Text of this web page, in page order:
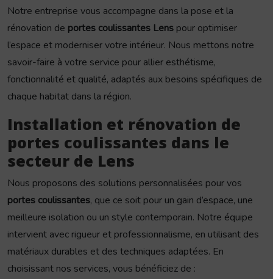
Notre entreprise vous accompagne dans la pose et la
rénovation de portes coulissantes Lens pour optimiser
l’espace et moderniser votre intérieur. Nous mettons notre
savoir-faire à votre service pour allier esthétisme,
fonctionnalité et qualité, adaptés aux besoins spécifiques de
chaque habitat dans la région.
Installation et rénovation de
portes coulissantes dans le
secteur de Lens
Nous proposons des solutions personnalisées pour vos
portes coulissantes, que ce soit pour un gain d’espace, une
meilleure isolation ou un style contemporain. Notre équipe
intervient avec rigueur et professionnalisme, en utilisant des
matériaux durables et des techniques adaptées. En
choisissant nos services, vous bénéficiez de :